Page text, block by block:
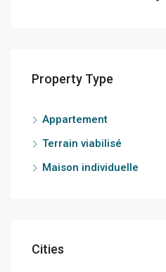
Property Type
Appartement
Terrain viabilisé
Maison individuelle
Cities